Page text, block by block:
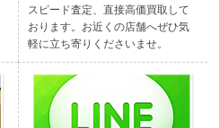
スピード査定、直接高価買取して
おります。お近くの店舗へぜひ気
軽に立ち寄りくださいませ。